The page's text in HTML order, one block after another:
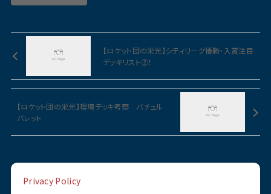
【ロケット団の栄光】シティリーグ優勝・入賞注目
デッキリスト②！
【ロケット団の栄光】環境デッキ考察 バチュル
バレット
Privacy Policy